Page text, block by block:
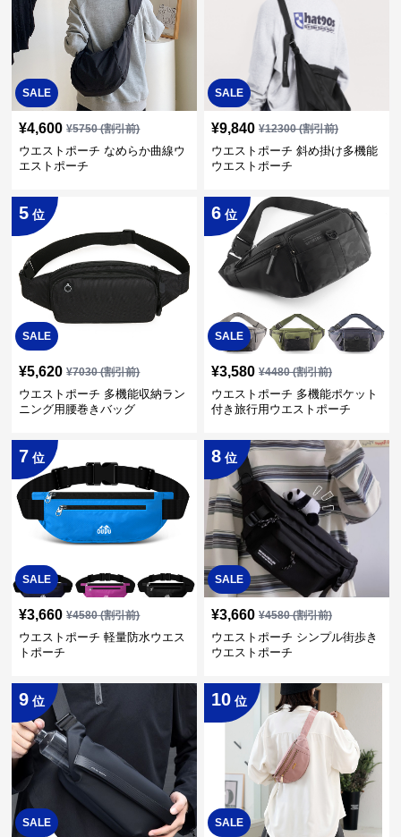
SALE
¥4,600 ¥5750(割引前)
ウエストポーチ なめらか曲線ウ
エストポーチ
SALE
¥9,840 ¥12300(割引前)
ウエストポーチ 斜め掛け多機能
ウエストポーチ
SALE
5 位
¥5,620 ¥7030(割引前)
ウエストポーチ 多機能収納ラン
ニング用腰巻きバッグ
SALE
6 位
¥3,580 ¥4480(割引前)
ウエストポーチ 多機能ポケット
付き旅行用ウエストポーチ
SALE
7 位
¥3,660 ¥4580(割引前)
ウエストポーチ 軽量防水ウエス
トポーチ
SALE
8 位
¥3,660 ¥4580(割引前)
ウエストポーチ シンプル街歩き
ウエストポーチ
SALE
9 位
SALE
10 位